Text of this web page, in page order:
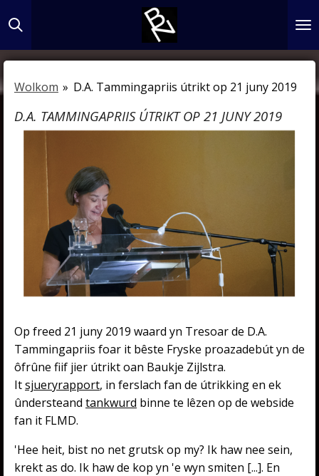
Ga
direct
naar
hoofdinhoud
Wolkom » D.A. Tammingapriis útrikt op 21 juny 2019
D.A. TAMMINGAPRIIS ÚTRIKT OP 21 JUNY 2019
Op freed 21 juny 2019 waard yn Tresoar de D.A.
Tammingapriis foar it bêste Fryske proazadebút yn de
ôfrûne fiif jier útrikt oan Baukje Zijlstra.
Itsjueryrapport, in ferslach fan de útrikking en ek
ûndersteand tankwurd binne te lêzen op de webside
fan it FLMD.
'Hee heit, bist no net grutsk op my? Ik haw nee sein,
krekt as do. Ik haw de kop yn 'e wyn smiten [...]. En